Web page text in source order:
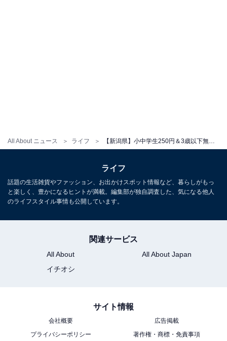
All About ニュース ライフ
小中学生は「サタデーパスポート」提示で無料になる場
けの遊具スペース・無料）、トレーニングルーム（大人
310円）、ランニングコースも利用でき、家族全員が楽
しめる施設です。小学4年生以下は大人の付き添いが必
プール：大人610円 / 小・中学生250円（障がい者手帳等
月〜土曜：13:00〜21:00
ライフ
話題の生活雑貨やファッション、お出かけスポット情報など、暮らしがもっ
と楽しく、豊かになるヒントが満載。編集部が独自調査した、気になる他人
のライフスタイル事情も公開しています。
関連サービス
All About
All About Japan
イチオシ
サイト情報
会社概要
広告掲載
プライバシーポリシー
著作権・商標・免責事項